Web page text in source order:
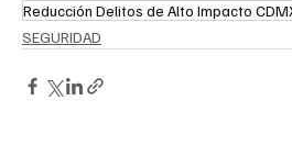
Reducción Delitos de Alto Impacto
SEGURIDAD